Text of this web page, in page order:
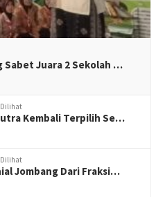
Sabet Juara 2 Sekolah …
Dilihat
Kembali Terpilih Se…
Dilihat
Jombang Dari Fraksi…